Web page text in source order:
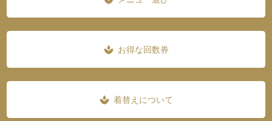
spa お得な回数券
spa 着替えについて